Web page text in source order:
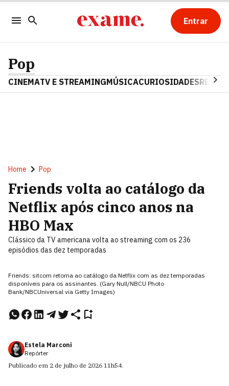
Entrar
Pop
CINEMATV E STREAMINGMÚSICACURIOSIDADES
Home Pop
Friends volta ao catálogo da
Netflix após cinco anos na
HBO Max
Clássico da TV americana volta ao streaming com os 236
episódios das dez temporadas
Friends: sitcom retorna ao catálogo da Netflix com as dez temporadas
disponíveis para os assinantes. (Gary Null/NBCU Photo
Bank/NBCUniversal via Getty Images)
Estela Marconi
Repórter
Publicado em 2 de julho de 2026 11h54.